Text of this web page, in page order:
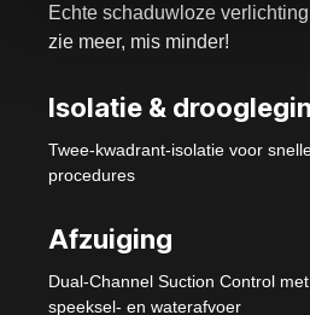
Echte schaduwloze
zie meer, mis minder!
Isolatie &
Twee-kwadrant-isolatie voor
procedures
Afzuiging
Dual-Channel Suction Control
speeksel- en waterafvoer